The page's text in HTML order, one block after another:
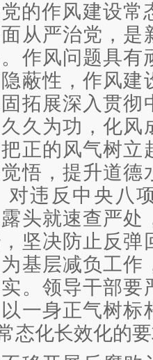
作风建设常
从严治党，是
作风问题具有
蔽性，作风建
拓展深入贯彻
久为功，化风
正的风气树立
悟，提升道德
对违反中央八
头就速查严处
坚决防止反弹
基层减负工作
。领导干部要
一身正气树标
态化长效化的